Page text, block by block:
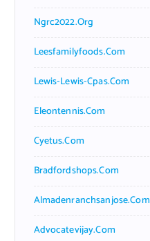
Ngrc2022.org
Leesfamilyfoods.com
Lewis-Lewis-Cpas.com
Eleontennis.com
Cyetus.com
Bradfordshops.com
Almadenranchsanjose.com
Advocatevijay.com